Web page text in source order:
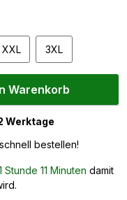
XXL 3XL
Warenkorb
Werktage
bestellen!
Stunde 11 Minuten damit